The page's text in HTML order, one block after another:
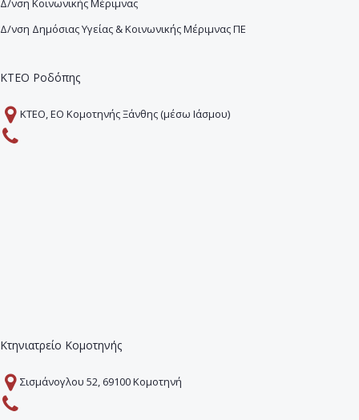
Δ/νση Κοινωνικής Μέριμνας
Δ/νση Δημόσιας Υγείας & Κοινωνικής Μέριμνας ΠΕ
ΚΤΕΟ Ροδόπης
ΚΤΕΟ, ΕΟ Κομοτηνής Ξάνθης (μέσω Ιάσμου)
Κτηνιατρείο Κομοτηνής
Σισμάνογλου 52, 69100 Κομοτηνή